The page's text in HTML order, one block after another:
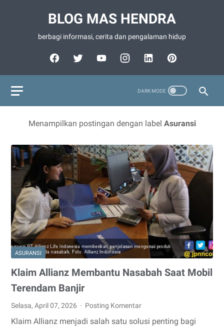
BLOG MAS HENDRA
berbagi informasi, cerita dan pengalaman hidup
Menampilkan postingan dengan label Asuransi
ASURANSI
Klaim Allianz Membantu Nasabah Saat Mobil
Terendam Banjir
Selasa, April 07, 2026 Posting Komentar
Klaim Allianz menjadi salah satu solusi penting bagi